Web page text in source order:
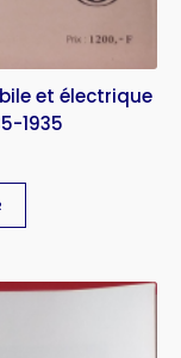
et électrique
1935